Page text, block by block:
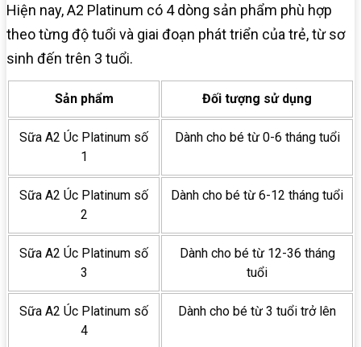
Hiện nay, A2 Platinum có 4 dòng sản phẩm phù hợp
theo từng độ tuổi và giai đoạn phát triển của trẻ, từ sơ
sinh đến trên 3 tuổi.
Sản phẩm Đối tượng sử dụng
Sữa A2 Úc Platinum số
1
Dành cho bé từ 0-6 tháng tuổi
Sữa A2 Úc Platinum số
2
Dành cho bé từ 6-12 tháng tuổi
Sữa A2 Úc Platinum số
3
Dành cho bé từ 12-36 tháng
tuổi
Sữa A2 Úc Platinum số
4
Dành cho bé từ 3 tuổi trở lên